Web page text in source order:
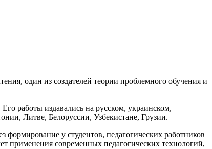
один из создателей теории проблемного обучения и
работы издавались на русском, украинском,
Литве, Белоруссии, Узбекистане, Грузии.
у студентов, педагогических работников
применения современных педагогических технологий,